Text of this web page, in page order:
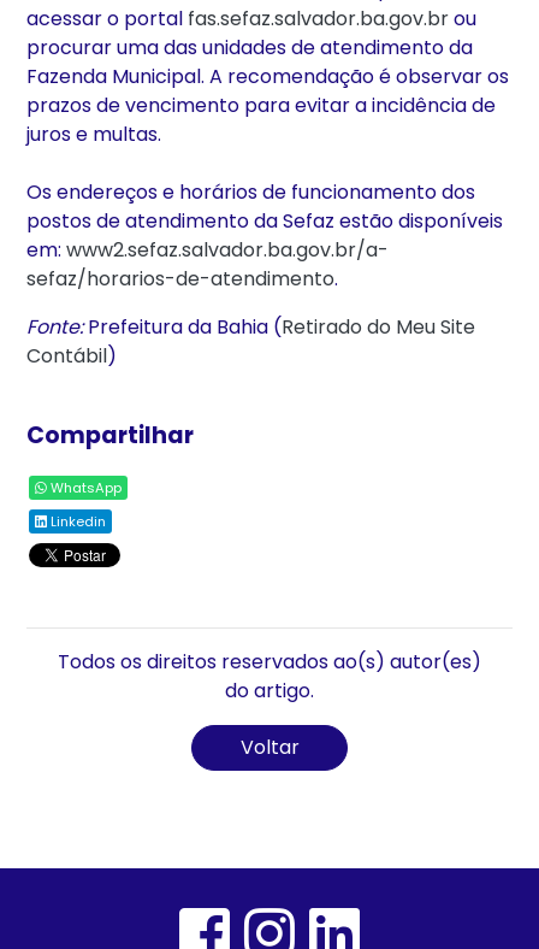
acessar o portal fas.sefaz.salvador.ba.gov.brou
procurar uma das unidades de atendimento da
Fazenda Municipal. A recomendação é observar os
prazos de vencimento para evitar a incidência de
juros e multas.
Os endereços e horários de funcionamento dos
postos de atendimento da Sefaz estão disponíveis
em:www2.sefaz.salvador.ba.gov.br/a-
sefaz/horarios-de-atendimento.
Fonte:Prefeitura da Bahia (Retirado do Meu Site
Contábil)
Compartilhar
WhatsApp
Linkedin
Todos os direitos reservados ao(s) autor(es)
do artigo.
Voltar